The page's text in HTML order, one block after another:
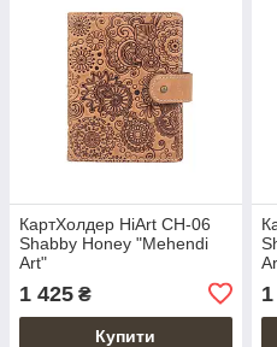
КартХолдер HiArt CH-06
Shabby Honey "Mehendi
Art"
1 425 ₴
Купити